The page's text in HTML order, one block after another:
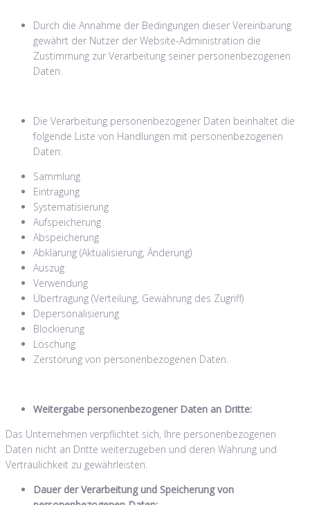
Durch die Annahme der Bedingungen dieser Vereinbarung
gewährt der Nutzer der Website-Administration die
Zustimmung zur Verarbeitung seiner personenbezogenen
Daten.
Die Verarbeitung personenbezogener Daten beinhaltet die
folgende Liste von Handlungen mit personenbezogenen
Daten:
Sammlung
Eintragung
Systematisierung
Aufspeicherung
Abspeicherung
Abklärung (Aktualisierung, Änderung)
Auszug
Verwendung
Übertragung (Verteilung, Gewährung des Zugriff)
Depersonalisierung
Blockierung
Löschung
Zerstörung von personenbezogenen Daten.
Weitergabe personenbezogener Daten an Dritte:
Das Unternehmen verpflichtet sich, Ihre personenbezogenen
Daten nicht an Dritte weiterzugeben und deren Wahrung und
Vertraulichkeit zu gewährleisten.
Dauer der Verarbeitung und Speicherung von